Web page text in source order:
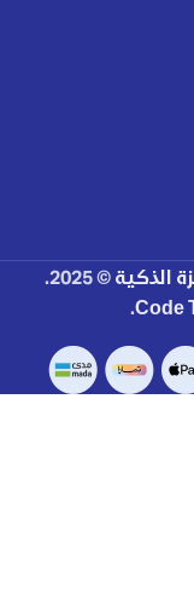
الذكية © 2025.
Code
.